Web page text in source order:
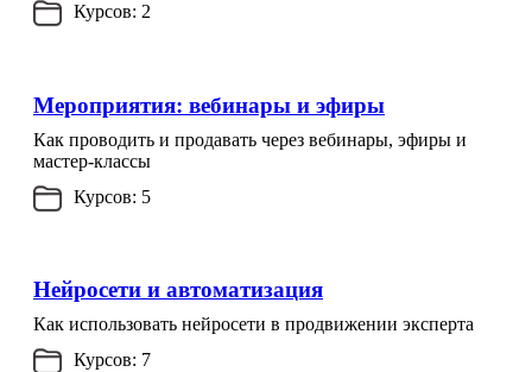
Курсов: 2
Мероприятия: вебинары и эфиры
Как проводить и продавать через вебинары, эфиры и
мастер-классы
Курсов: 5
Нейросети и автоматизация
Как использовать нейросети в продвижении эксперта
Курсов: 7